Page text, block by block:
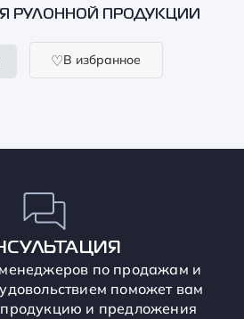
РУЛОННОЙ ПРОДУКЦИИ
В избранное
по продажам и
поможет вам
и предложения